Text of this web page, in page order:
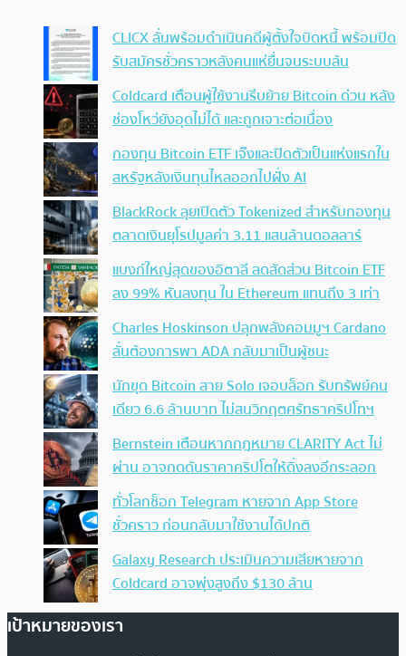
CLICX ลั่นพร้อมดำเนินคดีผู้ตั้งใจบิดหนี้ พร้อมปิด
รับสมัครชั่วคราวหลังคนแห่ยื่นจนระบบล้น
Coldcard เตือนผู้ใช้งานรีบย้าย Bitcoin ด่วน หลัง
ช่องโหว่ยังอุดไม่ได้ และถูกเจาะต่อเนื่อง
กองทุน Bitcoin ETF เจ๊งและปิดตัวเป็นแห่งแรกใน
สหรัฐหลังเงินทุนไหลออกไปฝั่ง AI
BlackRock ลุยเปิดตัว Tokenized สำหรับกองทุน
ตลาดเงินยุโรปมูลค่า 3.11 แสนล้านดอลลาร์
แบงก์ใหญ่สุดของอิตาลี ลดสัดส่วน Bitcoin ETF
ลง 99% หันลงทุน ใน Ethereum แทนถึง 3 เท่า
Charles Hoskinson ปลุกพลังคอมมูฯ Cardano
ลั่นต้องการพา ADA กลับมาเป็นผู้ชนะ
นักขุด Bitcoin สาย Solo เจอบล็อก รับทรัพย์คน
เดียว 6.6 ล้านบาท ไม่สนวิกฤตศรัทธาคริปโทฯ
Bernstein เตือนหากกฎหมาย CLARITY Act ไม่
ผ่าน อาจกดดันราคาคริปโตให้ดิ่งลงอีกระลอก
ทั่วโลกช็อก Telegram หายจาก App Store
ชั่วคราว ก่อนกลับมาใช้งานได้ปกติ
Galaxy Research ประเมินความเสียหายจาก
Coldcard อาจพุ่งสูงถึง $130 ล้าน
เป้าหมายของเรา